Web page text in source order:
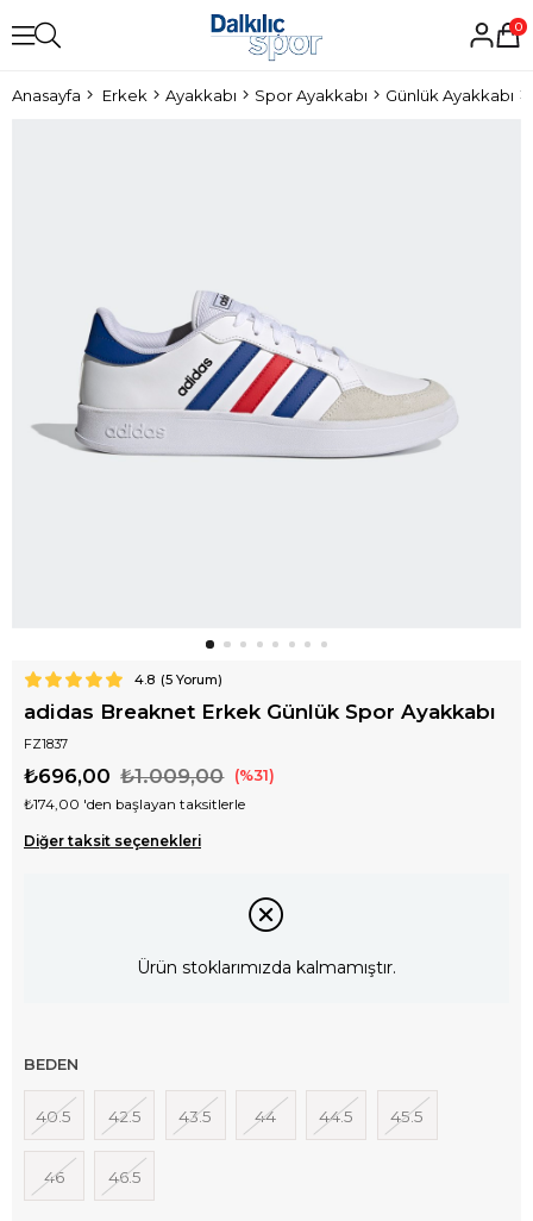
0
Anasayfa Erkek Ayakkabı Spor Ayakkabı Günlük Ayakkabı
4.8 (5Yorum)
adidas Breaknet Erkek Günlük Spor Ayakkabı
FZ1837
₺1.009,00
₺696,00 31
₺174,00 'den başlayan taksitlerle
Diğer taksit seçenekleri
Ürün stoklarımızda kalmamıştır.
BEDEN
40.5 42.5 43.5 44 44.5 45.5
46 46.5